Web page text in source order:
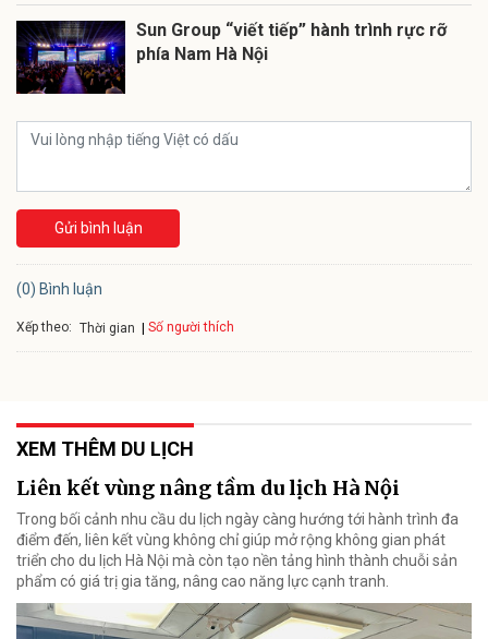
Sun Group “viết tiếp” hành trình rực rỡ
phía Nam Hà Nội
Gửi bình luận
(0) Bình luận
Xếp theo: Thời gian Số người thích
XEM THÊM DU LỊCH
Liên kết vùng nâng tầm du lịch Hà Nội
Trong bối cảnh nhu cầu du lịch ngày càng hướng tới hành trình đa
điểm đến, liên kết vùng không chỉ giúp mở rộng không gian phát
triển cho du lịch Hà Nội mà còn tạo nền tảng hình thành chuỗi sản
phẩm có giá trị gia tăng, nâng cao năng lực cạnh tranh.